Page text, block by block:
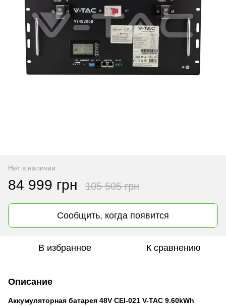
Нет в наличии
84 999 грн 105 505 грн
Сообщить, когда появится
В избранное К сравнению
Описание
Аккумуляторная батарея 48V CEI-021 V-TAC 9.60kWh